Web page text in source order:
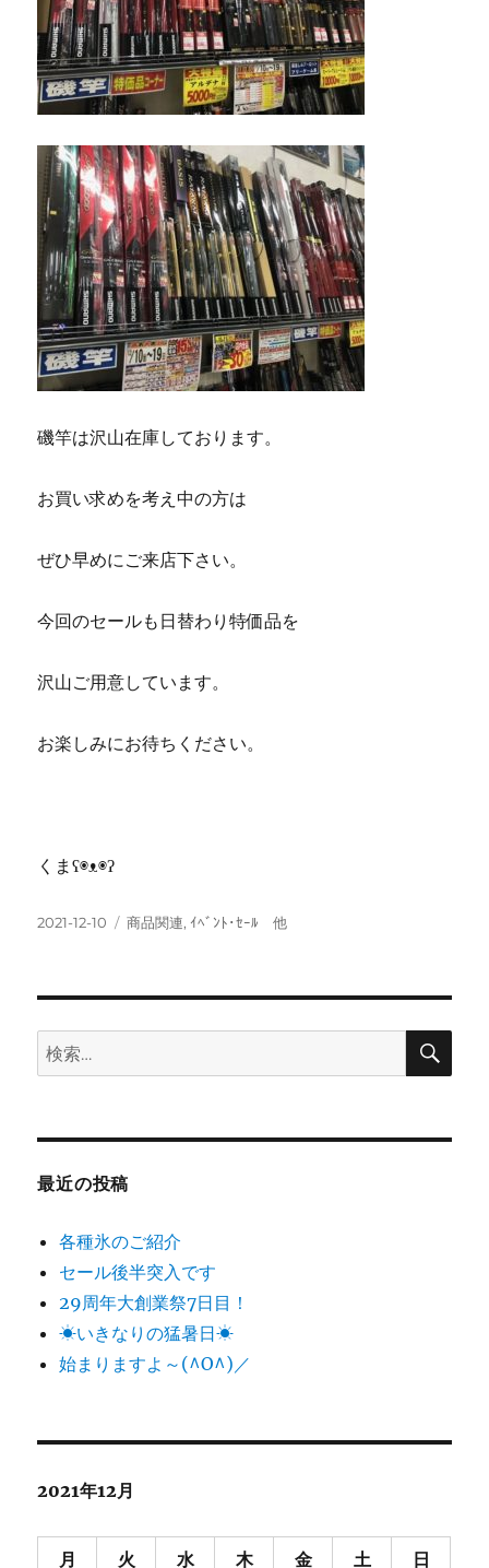
磯竿は沢山在庫しております。
お買い求めを考え中の方は
ぜひ早めにご来店下さい。
今回のセールも日替わり特価品を
沢山ご用意しています。
お楽しみにお待ちください。
くまʕ◉ᴥ◉ʔ
投
2021-12-10
カ
商品関連,ｲﾍﾞﾝﾄ･ｾｰﾙ 他
検
索:
検
最近の投稿
各種氷のご紹介
セール後半突入です
29周年大創業祭7日目！
☀いきなりの猛暑日☀
始まりますよ～(^O^)／
2021年12月
月 火 水 木 金 土 日